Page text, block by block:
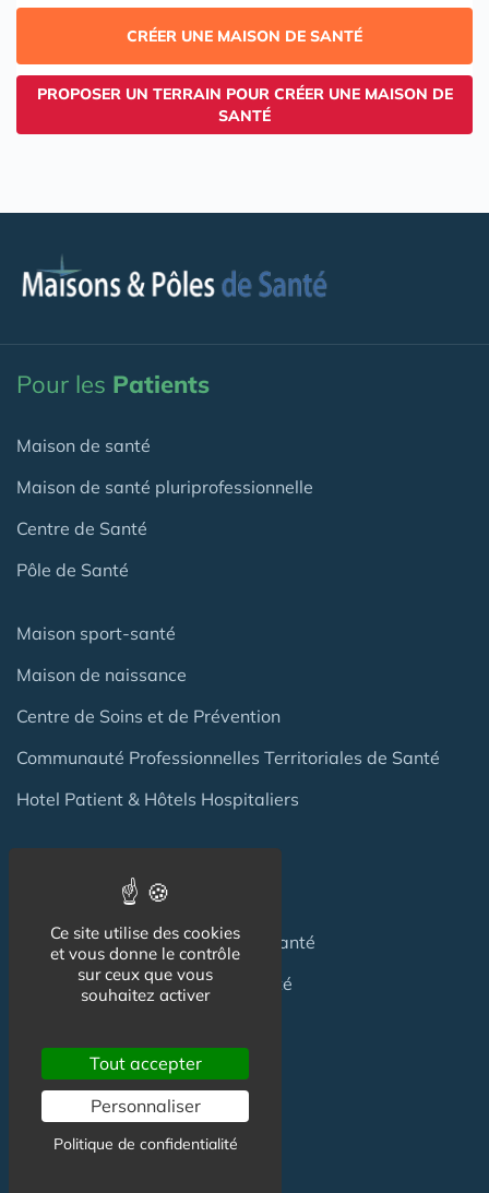
CRÉER UNE MAISON DE SANTÉ
PROPOSER UN TERRAIN POUR CRÉER UNE MAISON DE
SANTÉ
Pour les Patients
Maison de santé
Maison de santé pluriprofessionnelle
Centre de Santé
Pôle de Santé
Maison sport-santé
Maison de naissance
Centre de Soins et de Prévention
Communauté Professionnelles Territoriales de Santé
Hotel Patient & Hôtels Hospitaliers
Professionnels
Location locaux en Maison de Santé
Achat locauxen Maison de Santé
S'installeren Maison de Santé
Créerune Maison de Santé
Ce site utilise des cookies
et vous donne le contrôle
sur ceux que vous
souhaitez activer
Tout accepter
Personnaliser
Politique de confidentialité